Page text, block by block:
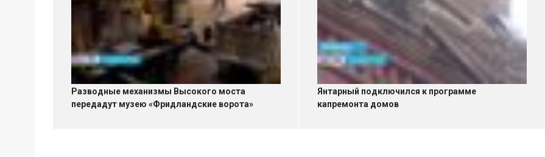
Разводные механизмы Высокого моста
передадут музею «Фридландские ворота»
Янтарный подключился к программе
капремонта домов